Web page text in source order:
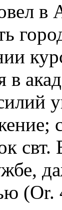
в
в
свт.